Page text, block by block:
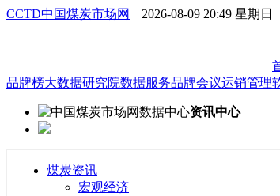
CCTD中国煤炭市场网 | 2026-08-09 20:49 星期日
品牌榜大数据研究院数据服务品牌会议运销管理
资讯中心
煤炭资讯
宏观经济